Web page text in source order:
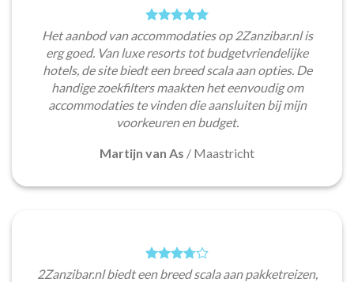
Het aanbod van accommodaties op 2Zanzibar.nl is
erg goed. Van luxe resorts tot budgetvriendelijke
hotels, de site biedt een breed scala aan opties. De
handige zoekfilters maakten het eenvoudig om
accommodaties te vinden die aansluiten bij mijn
voorkeuren en budget.
Martijn van As / Maastricht
2Zanzibar.nl biedt een breed scala aan pakketreizen,